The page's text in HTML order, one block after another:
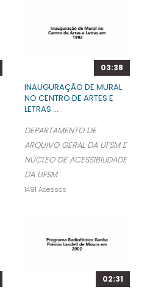
03:38
INAUGURAÇÃO DE MURAL
NO CENTRO DE ARTES E
LETRAS ...
DEPARTAMENTO DE
ARQUIVO GERAL DA UFSM E
NÚCLEO DE ACESSIBILIDADE
DA UFSM
1491 Acessos
02:31